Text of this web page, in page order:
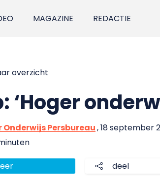
MAGAZINE REDACTIE
overzicht
‘Hoger
Onderwijs Persbureau, 18 september
deel